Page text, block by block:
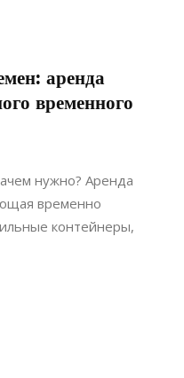
аренда
временного
нужно? Аренда
временно
контейнеры,